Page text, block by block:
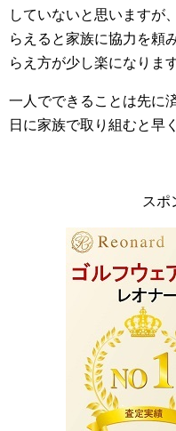
していないと思いますが
らえると家族に協力を頼
らえ方が少し楽になります
一人でできることは先に
日に家族で取り組むと早
スポ